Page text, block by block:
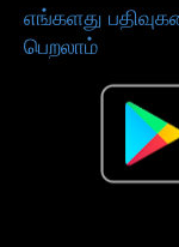
எங்களது
பெறலாம்